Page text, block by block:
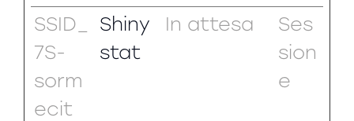
SSID_
7S-
sorm
ecit
Shiny
stat
In attesa
Ses
sion
e